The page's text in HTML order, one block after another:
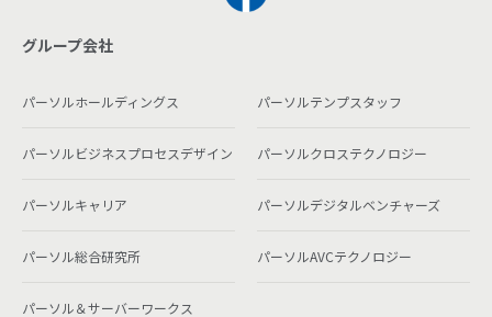
グループ会社
パーソルホールディングス パーソルテンプスタッフ
パーソルビジネスプロセスデザイン パーソルクロステクノロジー
パーソルキャリア パーソルデジタルベンチャーズ
パーソル総合研究所 パーソルAVCテクノロジー
パーソル＆サーバーワークス